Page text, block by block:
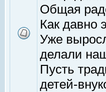
Общая
Как давно
Уже
делали
Пусть
детей-